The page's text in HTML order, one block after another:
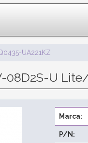
UA221KZ
08D2S-U
Marca:
P/N: